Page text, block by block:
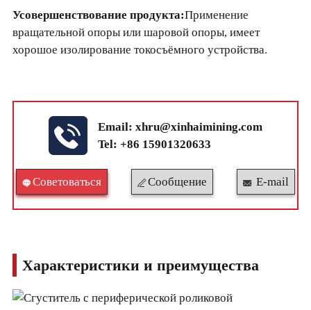
Усовершенствование продукта:Применение
вращательной опоры или шаровой опоры, имеет
хорошое изолирование токосъёмного устройства.
Email: xhru@xinhaimining.com
Tel: +86 15901320633
Cоветоваться Сообщение E-mail
Характеристики и преимущества